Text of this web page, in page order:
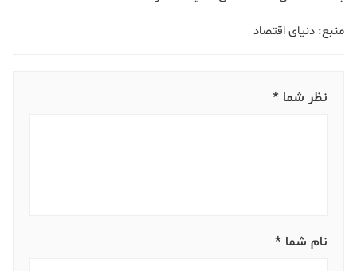
منبع: دنیای اقتصاد
نظر شما *
نام شما *